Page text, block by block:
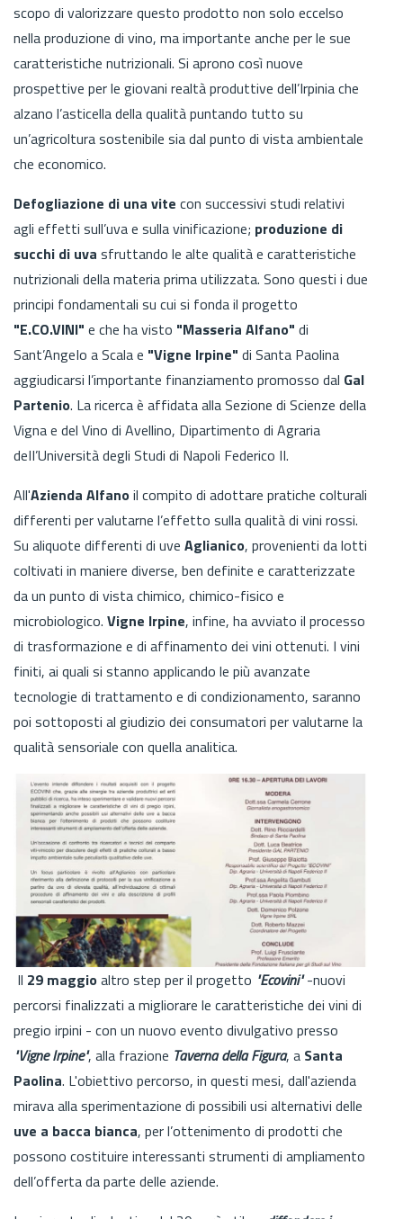
scopo di valorizzare questo prodotto non solo eccelso
nella produzione di vino, ma importante anche per le sue
caratteristiche nutrizionali. Si aprono così nuove
prospettive per le giovani realtà produttive dell’Irpinia che
alzano l’asticella della qualità puntando tutto su
un’agricoltura sostenibile sia dal punto di vista ambientale
che economico.
Defogliazione di una vite con successivi studi relativi
agli effetti sull’uva e sulla vinificazione; produzione di
succhi di uva sfruttando le alte qualità e caratteristiche
nutrizionali della materia prima utilizzata. Sono questi i due
principi fondamentali su cui si fonda il progetto
"E.CO.VINI" e che ha visto "Masseria Alfano" di
Sant’AngeIo a Scala e "Vigne Irpine" di Santa Paolina
aggiudicarsi l’importante finanziamento promosso dal Gal
Partenio. La ricerca è affidata alla Sezione di Scienze della
Vigna e del Vino di Avellino, Dipartimento di Agraria
deII’Università degli Studi di Napoli Federico II.
All'Azienda Alfanoil compito di adottare pratiche colturali
differenti per valutarne l’effetto sulla qualità di vini rossi.
Su aliquote differenti di uve Aglianico, provenienti da lotti
coltivati in maniere diverse, ben definite e caratterizzate
da un punto di vista chimico, chimico-fisico e
microbiologico. Vigne Irpine, infine, ha avviato il processo
di trasformazione e di affinamento dei vini ottenuti. I vini
finiti, ai quali si stanno applicando le più avanzate
tecnologie di trattamento e di condizionamento, saranno
poi sottoposti al giudizio dei consumatori per valutarne la
qualità sensoriale con quella analitica.
Il 29 maggioaltro step per il progetto "Ecovini"-nuovi
percorsi finalizzati a migliorare le caratteristiche dei vini di
pregio irpini - con un nuovo evento divulgativo presso
"Vigne Irpine", alla frazione Taverna della Figura, a Santa
Paolina. L'obiettivo percorso, in questi mesi, dall'azienda
mirava alla sperimentazione di possibili usi alternativi delle
uve a bacca bianca, per l’ottenimento di prodotti che
possono costituire interessanti strumenti di ampliamento
dell’offerta da parte delle aziende.